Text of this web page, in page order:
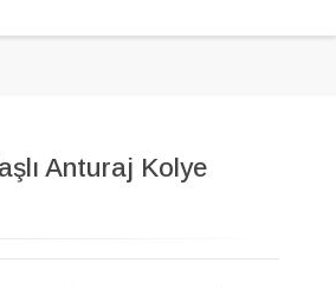
Anturaj Kolye